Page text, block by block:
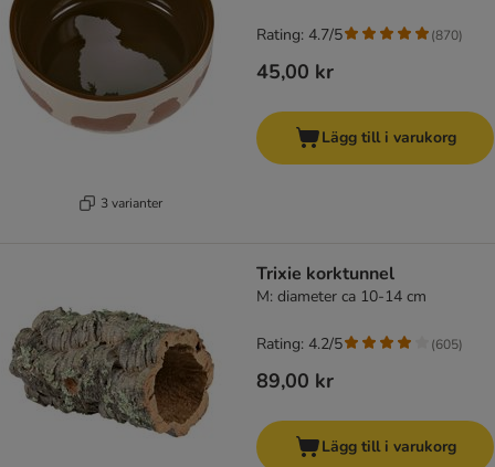
3 varianter
45,00 kr
Rating: 4.7/5 (870)
Lägg till i varukorg
Trixie korktunnel
M: diameter ca 10-14 cm
89,00 kr
Rating: 4.2/5 (605)
Lägg till i varukorg